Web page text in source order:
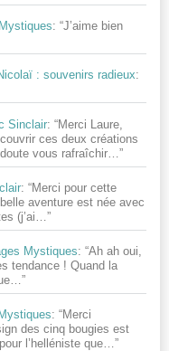
: “J’aime bien
: souvenirs radieux:
Sinclair: “Merci Laure,
ces deux créations
vous rafraîchir… ”
: “Merci pour cette
aventure est née avec
(j’ai… ”
Mystiques: “Ah ah oui,
tendance ! Quand la
”
: “Merci
des cinq bougies est
l’helléniste que… ”